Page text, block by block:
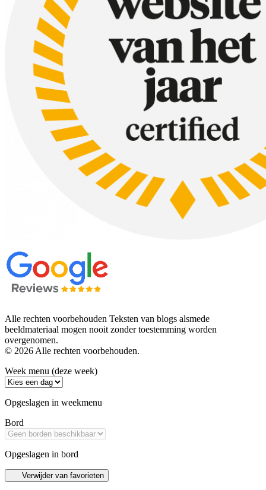
Alle rechten voorbehouden Teksten van blogs alsmede
beeldmateriaal mogen nooit zonder toestemming worden
overgenomen.
© 2026 Alle rechten voorbehouden.
Week menu (deze week)
Opgeslagen in weekmenu
Bord
Opgeslagen in bord
Verwijder van favorieten